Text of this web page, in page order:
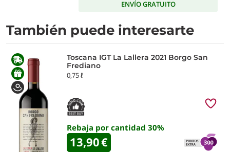
ENVÍO GRATUITO
También puede interesarte
Toscana IGT La Lallera 2021 Borgo San
Frediano
0,75 ℓ
Rebaja por cantidad 30%
13,90€